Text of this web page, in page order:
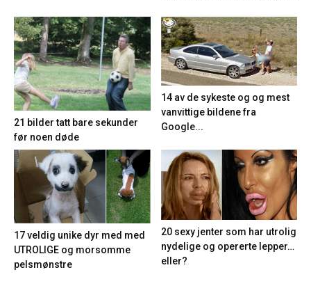
21 bilder tatt bare sekunder
før noen døde
14 av de sykeste og og mest
vanvittige bildene fra
Google...
17 veldig unike dyr med med
UTROLIGE og morsomme
pelsmønstre
20 sexy jenter som har utrolig
nydelige og opererte lepper…
eller?